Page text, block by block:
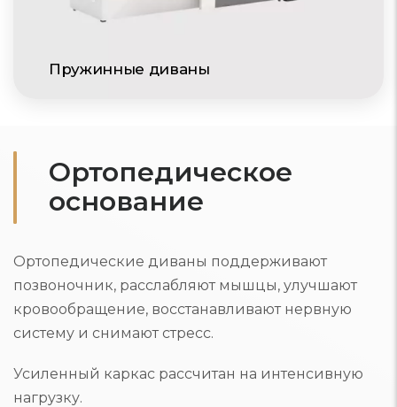
Пружинные диваны
Ортопедическое
основание
Ортопедические диваны поддерживают
позвоночник, расслабляют мышцы, улучшают
кровообращение, восстанавливают нервную
систему и снимают стресс.
Усиленный каркас рассчитан на интенсивную
нагрузку.